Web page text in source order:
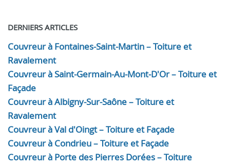
DERNIERS ARTICLES
Couvreur à Fontaines-Saint-Martin – Toiture et
Ravalement
Couvreur à Saint-Germain-Au-Mont-D'Or – Toiture et
Façade
Couvreur à Albigny-Sur-Saône – Toiture et
Ravalement
Couvreur à Val d'Oingt – Toiture et Façade
Couvreur à Condrieu – Toiture et Façade
Couvreur à Porte des Pierres Dorées – Toiture